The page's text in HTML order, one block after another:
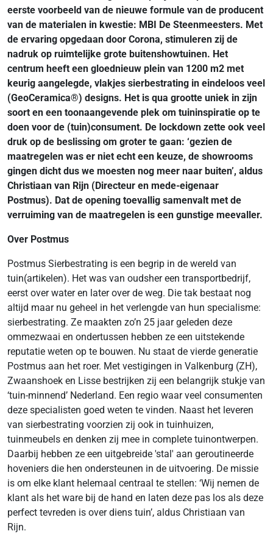
eerste voorbeeld van de nieuwe formule van de producent
van de materialen in kwestie: MBI De Steenmeesters. Met
de ervaring opgedaan door Corona, stimuleren zij de
nadruk op ruimtelijke grote buitenshowtuinen. Het
centrum heeft een gloednieuw plein van 1200 m2 met
keurig aangelegde, vlakjes sierbestrating in eindeloos veel
(GeoCeramica®) designs. Het is qua grootte uniek in zijn
soort en een toonaangevende plek om tuininspiratie op te
doen voor de (tuin)consument. De lockdown zette ook veel
druk op de beslissing om groter te gaan: ‘gezien de
maatregelen was er niet echt een keuze, de showrooms
gingen dicht dus we moesten nog meer naar buiten’, aldus
Christiaan van Rijn (Directeur en mede-eigenaar
Postmus). Dat de opening toevallig samenvalt met de
verruiming van de maatregelen is een gunstige meevaller.
Over Postmus
Postmus Sierbestrating is een begrip in de wereld van
tuin(artikelen). Het was van oudsher een transportbedrijf,
eerst over water en later over de weg. Die tak bestaat nog
altijd maar nu geheel in het verlengde van hun specialisme:
sierbestrating. Ze maakten zo’n 25 jaar geleden deze
ommezwaai en ondertussen hebben ze een uitstekende
reputatie weten op te bouwen. Nu staat de vierde generatie
Postmus aan het roer. Met vestigingen in Valkenburg (ZH),
Zwaanshoek en Lisse bestrijken zij een belangrijk stukje van
‘tuin-minnend’ Nederland. Een regio waar veel consumenten
deze specialisten goed weten te vinden. Naast het leveren
van sierbestrating voorzien zij ook in tuinhuizen,
tuinmeubels en denken zij mee in complete tuinontwerpen.
Daarbij hebben ze een uitgebreide 'stal' aan geroutineerde
hoveniers die hen ondersteunen in de uitvoering. De missie
is om elke klant helemaal centraal te stellen: ‘Wij nemen de
klant als het ware bij de hand en laten deze pas los als deze
perfect tevreden is over diens tuin’, aldus Christiaan van
Rijn.